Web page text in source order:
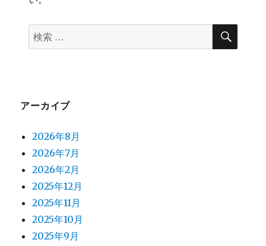
検
索
検
アーカイブ
2026年8月
2026年7月
2026年2月
2025年12月
2025年11月
2025年10月
2025年9月